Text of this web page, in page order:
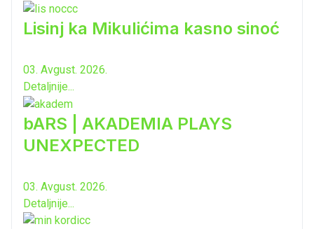
Lisinj ka Mikulićima kasno sinoć
03. Avgust. 2026.
Detaljnije...
bARS | AKADEMIA PLAYS
UNEXPECTED
03. Avgust. 2026.
Detaljnije...